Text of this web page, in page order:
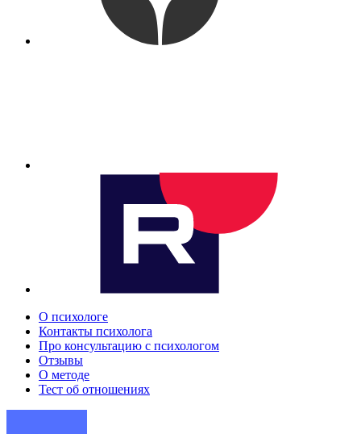
О психологе
Контакты психолога
Про консультацию с психологом
Отзывы
О методе
Тест об отношениях